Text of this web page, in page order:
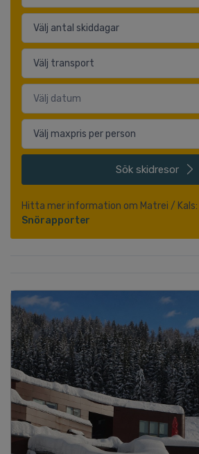
Sök skidresor
Hitta mer information om Matrei / Kals:
Snörapporter